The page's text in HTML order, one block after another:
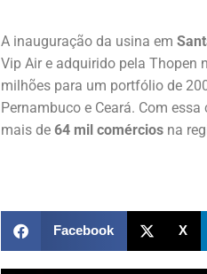
A inauguração da usina em
Vip Air e adquirido pela Thopen
milhões para um portfólio de
Pernambuco e Ceará. Com
mais de 64 mil comércios na
Facebook X